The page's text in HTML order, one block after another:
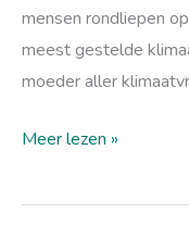
mensen rondliepen
meest gestelde
moeder aller
Meer lezen »